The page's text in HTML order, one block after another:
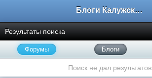
Блоги Калужского перекрестка
Результаты поиска
Форумы Блоги
Поиск не дал результатов.